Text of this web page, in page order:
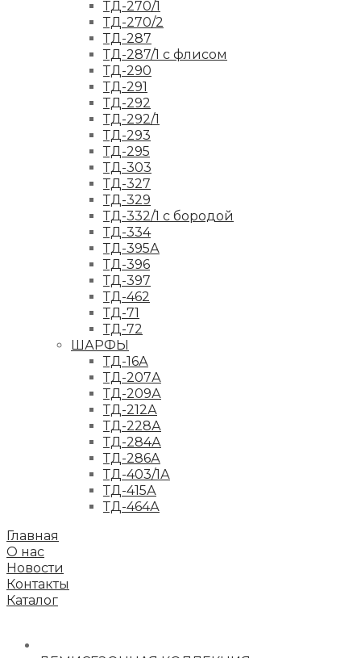
ТД-270/1
ТД-270/2
ТД-287
ТД-287/1 с флисом
ТД-290
ТД-291
ТД-292
ТД-292/1
ТД-293
ТД-295
ТД-303
ТД-327
ТД-329
ТД-332/1 с бородой
ТД-334
ТД-395А
ТД-396
ТД-397
ТД-462
ТД-71
ТД-72
ШАРФЫ
ТД-16А
ТД-207А
ТД-209А
ТД-212А
ТД-228А
ТД-284А
ТД-286А
ТД-403/1А
ТД-415А
ТД-464А
Главная
О нас
Новости
Контакты
Каталог